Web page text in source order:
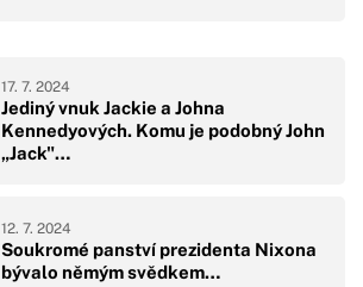
Jediný vnuk Jackie a Johna
Kennedyových. Komu je podobný John
„Jack"…
17. 7. 2024
Soukromé panství prezidenta Nixona
bývalo němým svědkem…
12. 7. 2024